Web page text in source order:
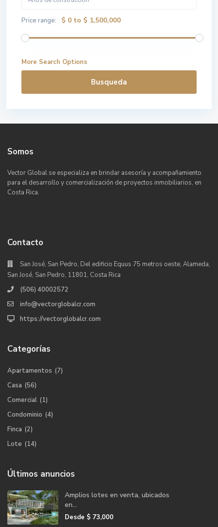
Price range: $ 0 to $ 1,500,000
More Search Options
Busqueda
Somos
Vector Global se especializa en brindar asesoría y acompañamiento
para el desarrollo y comercialización de proyectos inmobiliarios, en
Costa Rica.
Contacto
San José, San Pedro, Del edificio Equus 75 metros oeste, Alameda,
San José, San Pedro, 11801, Costa Rica
(506) 40002572
info@vectorglobalcr.com
https://vectorglobalcr.com
Categorías
Apartamentos (7)
Casa (56)
Comercial (1)
Condominio (4)
Finca (2)
Lote (14)
Últimos anuncios
Amplios lotes en venta, ubicados
en...
Desde $ 73,000